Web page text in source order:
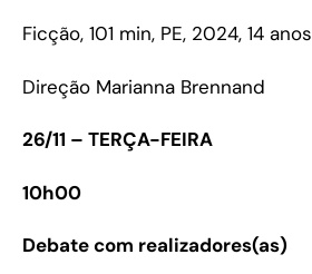
Ficção, 101 min, PE, 2024, 14 anos
Direção Marianna Brennand
26/11 – TERÇA-FEIRA
10h00
Debate com realizadores(as)